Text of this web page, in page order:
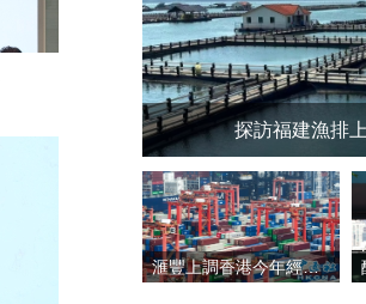
探訪福建漁排
滙豐上調香港今年經濟增長預測至4.5%